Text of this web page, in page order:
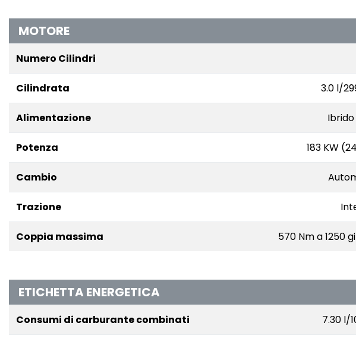
MOTORE
Numero Cilindri
Cilindrata 3.0 l/
Alimentazione
Potenza 183 KW
Cambio
Trazione
Coppia massima 570 Nm a 1250
ETICHETTA ENERGETICA
Consumi di carburante combinati 7.30 l/